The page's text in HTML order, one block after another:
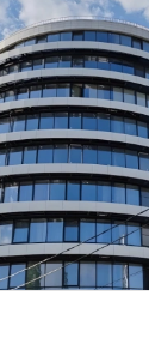
бизнеса
и